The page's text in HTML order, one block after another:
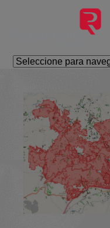
Salta al contingut principal